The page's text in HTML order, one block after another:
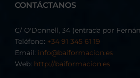
CONTÁCTANOS
C/ O'Donnell, 34 (entrada por
Teléfono: +34 91 345 61 19
Email: info@baiformacion.es
Web: http://baiformacion.es